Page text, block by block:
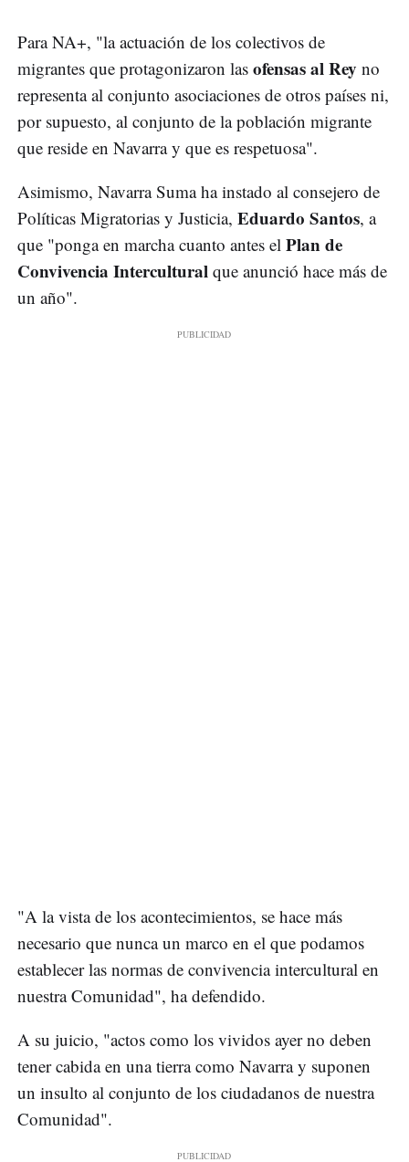
Para NA+, "la actuación de los colectivos de
migrantes que protagonizaron las ofensas al Rey no
representa al conjunto asociaciones de otros países ni,
por supuesto, al conjunto de la población migrante
que reside en Navarra y que es respetuosa".
Asimismo, Navarra Suma ha instado al consejero de
Políticas Migratorias y Justicia, Eduardo Santos, a
que "ponga en marcha cuanto antes el Plan de
Convivencia Intercultural que anunció hace más de
un año".
"A la vista de los acontecimientos, se hace más
necesario que nunca un marco en el que podamos
establecer las normas de convivencia intercultural en
nuestra Comunidad", ha defendido.
A su juicio, "actos como los vividos ayer no deben
tener cabida en una tierra como Navarra y suponen
un insulto al conjunto de los ciudadanos de nuestra
Comunidad".